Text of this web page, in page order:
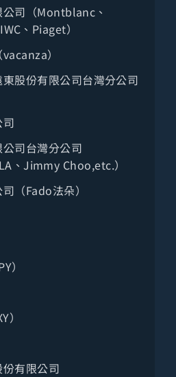
司（Montblanc、
、Piaget）
）
股份有限公司台灣分公司
司台灣分公司
、Jimmy Choo,etc.）
（Fado法朵）
）
有限公司